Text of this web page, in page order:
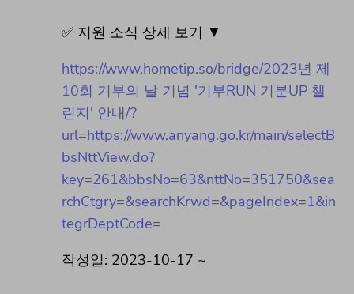
✅ 지원 소식 상세 보기 ▼
https://www.hometip.so/bridge/2023년 제
10회 기부의 날 기념 '기부RUN 기분UP 챌
린지' 안내/?
url=https://www.anyang.go.kr/main/selectB
bsNttView.do?
key=261&bbsNo=63&nttNo=351750&sea
rchCtgry=&searchKrwd=&pageIndex=1&in
tegrDeptCode=
작성일: 2023-10-17 ~